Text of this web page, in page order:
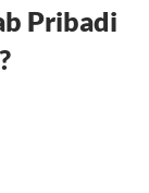
Pribadi